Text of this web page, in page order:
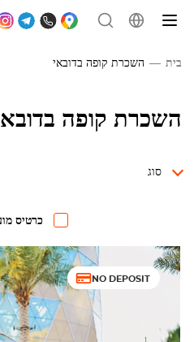
בית השכרת קופה בדובאי
השכרת קופה
כרטיס
סוג
NO DEPOSIT